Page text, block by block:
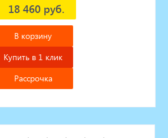
18 460 руб.
В корзину
Купить в 1 клик
Рассрочка